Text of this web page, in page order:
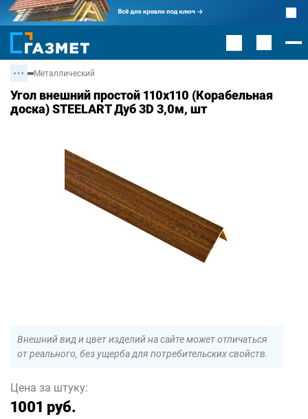
Металлический
Угол внешний простой 110х110 (Корабельная
доска) STEELART Дуб 3D 3,0м, шт
Внешний вид и цвет изделий на сайте может отличаться
от реального, без ущерба для потребительских свойств.
Цена за штуку:
1001 руб.